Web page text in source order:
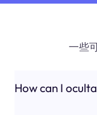
一些
How can I